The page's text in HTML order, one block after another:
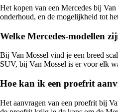
Het kopen van een Mercedes bij
onderhoud, en de mogelijkheid tot
Welke Mercedes-modellen
Bij Van Mossel vind je een breed
SUV, bij Van Mossel is er voor elk
Hoe kan ik een proefrit
Het aanvragen van een proefrit bij